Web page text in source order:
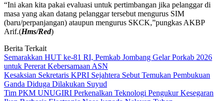
“Ini akan kita pakai evaluasi untuk pertimbangan jika pelanggar di
masa yang akan datang pelanggar tersebut mengurus SIM
(baru/perpanjangan) ataupun mengurus SKCK,”pungkas AKBP
Arif.(Hms/Red)
Berita Terkait
Semarakkan HUT ke-81 RI, Pemkab Jombang Gelar Porkab 2026
untuk Pererat Kebersamaan ASN
Kesaksian Sekretaris KPRI Sejahtera Sebut Temukan Pembukuan
Ganda Diduga Dilakukan Suyud
Tim PKM UNUGIRI Perkenalkan Teknologi Pengukur Kesegaran